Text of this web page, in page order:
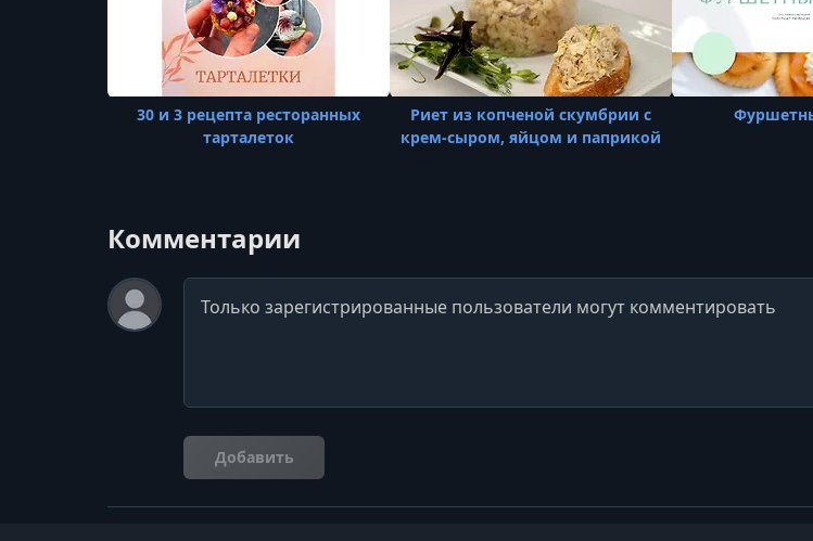
30 и 3 рецепта ресторанных
тарталеток
Риет из копченой скумбрии с
крем-сыром, яйцом и паприкой
Комментарии
Комментарий
Добавить